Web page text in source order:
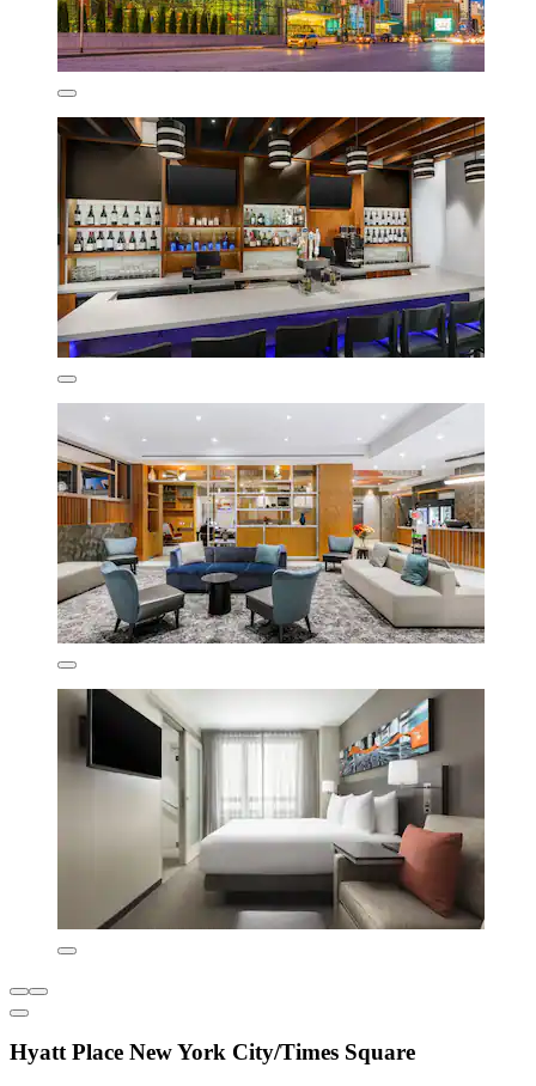
Hyatt Place New York City/Times Square